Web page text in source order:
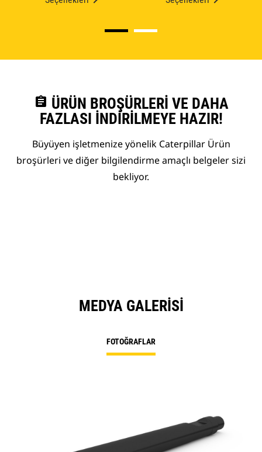
assignment ÜRÜN BROŞÜRLERI VE DAHA
FAZLASI İNDIRILMEYE HAZIR!
Büyüyen işletmenize yönelik Caterpillar Ürün
broşürleri ve diğer bilgilendirme amaçlı belgeler sizi
bekliyor.
MEDYA GALERISI
FOTOĞRAFLAR